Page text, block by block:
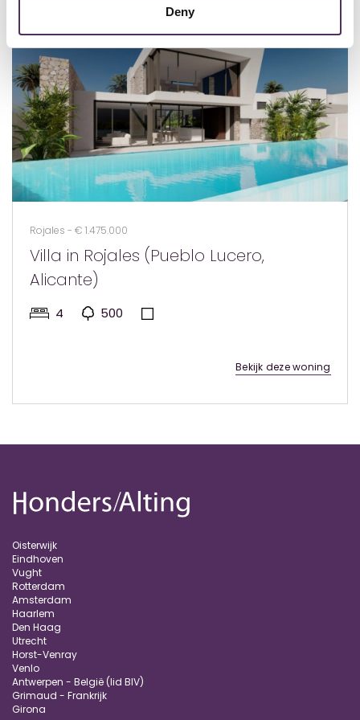
Deny
Rojales - € 1.475.000
Villa in Rojales (Pueblo Lucero,
Alicante)
4 500
Bekijk deze woning
Oisterwijk
Eindhoven
Vught
Rotterdam
Amsterdam
Haarlem
Den Haag
Utrecht
Horst-Venray
Venlo
Antwerpen - België (lid BIV)
Grimaud - Frankrijk
Girona